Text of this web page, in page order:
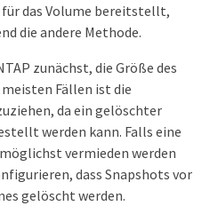
das Volume bereitstellt,
die andere Methode.
zunächst, die Größe des
Fällen ist die
da ein gelöschter
werden kann. Falls eine
vermieden werden
dass Snapshots vor
gelöscht werden.